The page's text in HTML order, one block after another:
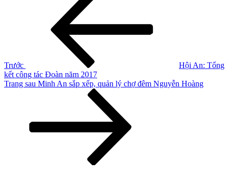
Trước
Hội An: Tổng
kết công tác Đoàn năm 2017
Bài
Trang sau Minh An sắp xếp, quản lý chợ đêm Nguyễn Hoàng